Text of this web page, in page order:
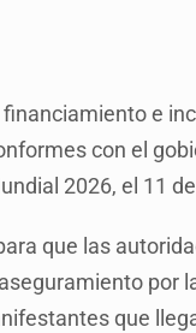
e
con el
2026, el 11
que las
por
que